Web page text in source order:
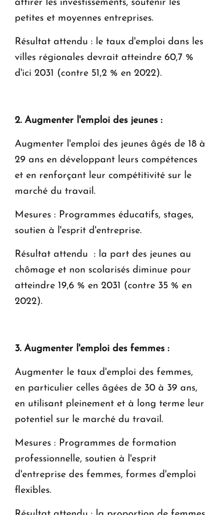
attirer les investissements, soutenir les
petites et moyennes entreprises.
Résultat attendu : le taux d'emploi dans les
villes régionales devrait atteindre 60,7 %
d'ici 2031 (contre 51,2 % en 2022).
2. Augmenter l'emploi des jeunes :
Augmenter l'emploi des jeunes âgés de 18 à
29 ans en développant leurs compétences
et en renforçant leur compétitivité sur le
marché du travail.
Mesures : Programmes éducatifs, stages,
soutien à l'esprit d'entreprise.
Résultat attendu : la part des jeunes au
chômage et non scolarisés diminue pour
atteindre 19,6 % en 2031 (contre 35 % en
2022).
3. Augmenter l'emploi des femmes :
Augmenter le taux d'emploi des femmes,
en particulier celles âgées de 30 à 39 ans,
en utilisant pleinement et à long terme leur
potentiel sur le marché du travail.
Mesures : Programmes de formation
professionnelle, soutien à l'esprit
d'entreprise des femmes, formes d'emploi
flexibles.